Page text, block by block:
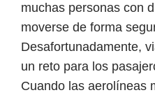
muchas personas con
moverse de forma
Desafortunadamente,
un reto para los
Cuando las aerolíneas